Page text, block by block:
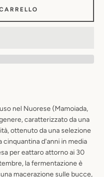
nel Nuorese (Mamoiada,
caratterizzato da una
ottenuto da una selezione
cinquantina d'anni in media
per eattaro attorno ai 30
la fermentazione è
macerazione sulle bucce,